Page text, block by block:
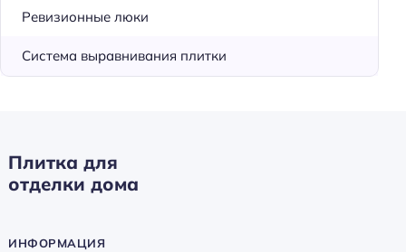
Ревизионные люки
Система выравнивания плитки
Плитка для
отделки дома
ИНФОРМАЦИЯ